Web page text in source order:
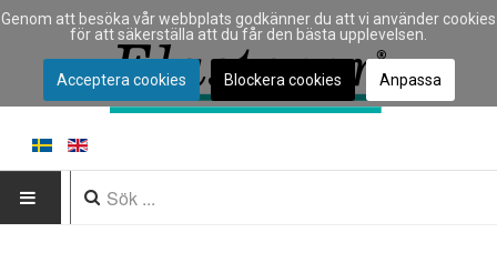
Genom att besöka vår webbplats godkänner du att vi använder cookies
för att säkerställa att du får den bästa upplevelsen.
Acceptera cookies Blockera cookies Anpassa